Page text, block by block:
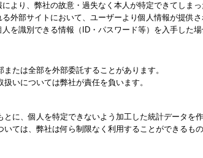
により、弊社の故意・過失なく本人が特定できてしま
る外部サイトにおいて、ユーザーより個人情報が提供
人を識別できる情報（ID・パスワード等）を入手した
たは全部を外部委託することがあります。
いについては弊社が責任を負います。
に、個人を特定できないよう加工した統計データを
ては、弊社は何ら制限なく利用することができるもの